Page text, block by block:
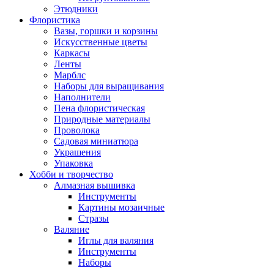
Этюдники
Флористика
Вазы, горшки и корзины
Искусственные цветы
Каркасы
Ленты
Марблс
Наборы для выращивания
Наполнители
Пена флористическая
Природные материалы
Проволока
Садовая миниатюра
Украшения
Упаковка
Хобби и творчество
Алмазная вышивка
Инструменты
Картины мозаичные
Стразы
Валяние
Иглы для валяния
Инструменты
Наборы